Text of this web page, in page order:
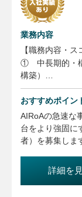
業務内容
【職務内容・ス
① 中長期的・構
構築）
事業フェーズの
を個別テーマへ
画・設計・推進
外部専門家や経
義と装着。
② ガバナンス
利益相反・関
おすすめポイン
AIRoAの急速な
台をより強固に
者）を募集しま
バナンス観点
計・解決まで
事業推進のス
詳細を